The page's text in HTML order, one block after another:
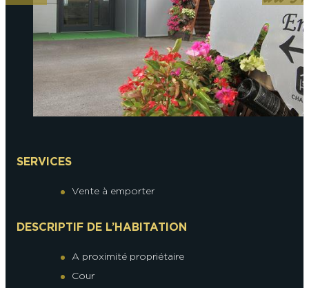
SERVICES
Vente à emporter
DESCRIPTIF DE L’HABITATION
A proximité propriétaire
Cour